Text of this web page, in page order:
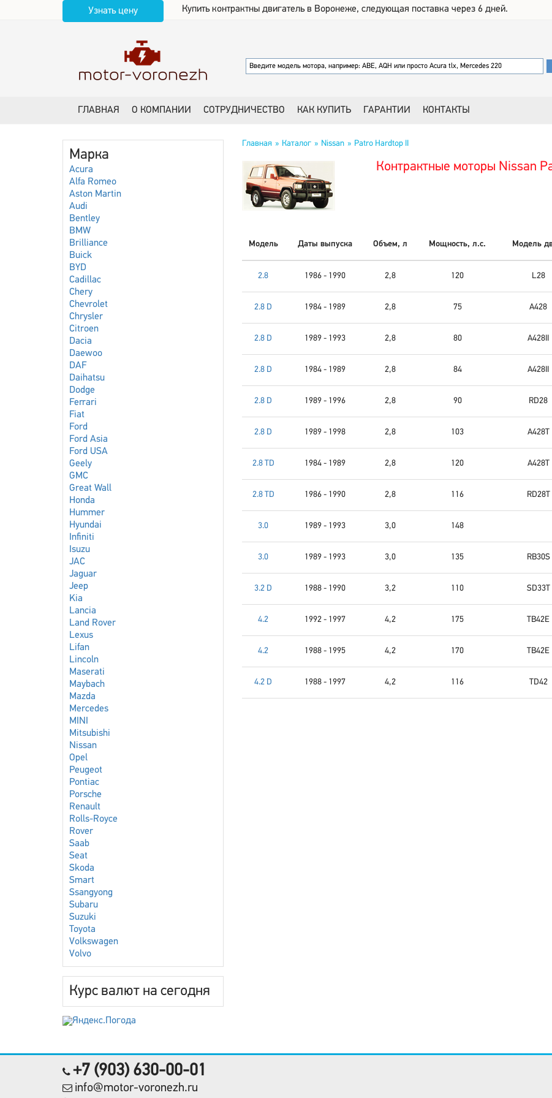
Узнать цену Купить контрактны двигатель в Воронеже, следующая поставка через 6 дней.
ГЛАВНАЯ О КОМПАНИИ СОТРУДНИЧЕСТВО КАК КУПИТЬ ГАРАНТИИ КОНТАКТЫ
Марка
Acura
Alfa Romeo
Aston Martin
Audi
Bentley
BMW
Brilliance
Buick
BYD
Cadillac
Chery
Chevrolet
Chrysler
Citroen
Dacia
Daewoo
DAF
Daihatsu
Dodge
Ferrari
Fiat
Ford
Ford Asia
Ford USA
Geely
GMC
Great Wall
Honda
Hummer
Hyundai
Infiniti
Isuzu
JAC
Jaguar
Jeep
Kia
Lancia
Land Rover
Lexus
Lifan
Lincoln
Maserati
Maybach
Mazda
Mercedes
MINI
Mitsubishi
Nissan
Opel
Peugeot
Pontiac
Porsche
Renault
Rolls-Royce
Rover
Saab
Seat
Skoda
Smart
Ssangyong
Subaru
Suzuki
Toyota
Volkswagen
Volvo
Курс валют на сегодня
Главная Каталог Nissan Patro Hardtop II
Контрактные моторы Nissan
Модель Даты выпуска Объем, л Мощность, л.с. Модель
2.8 1986 - 1990 2,8 120 L28
2.8 D 1984 - 1989 2,8 75 A428
2.8 D 1989 - 1993 2,8 80 A428II
2.8 D 1984 - 1989 2,8 84 A428II
2.8 D 1989 - 1996 2,8 90 RD28
2.8 D 1989 - 1998 2,8 103 A428T
2.8 TD 1984 - 1989 2,8 120 A428T
2.8 TD 1986 - 1990 2,8 116 RD28T
3.0 1989 - 1993 3,0 148
3.0 1989 - 1993 3,0 135 RB30S
3.2 D 1988 - 1990 3,2 110 SD33T
4.2 1992 - 1997 4,2 175 TB42E
4.2 1988 - 1995 4,2 170 TB42E
4.2 D 1988 - 1997 4,2 116 TD42
+7 (903) 630-00-01
info@motor-voronezh.ru